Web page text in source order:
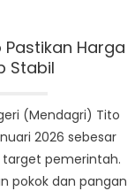
Pastikan Harga
Stabil
(Mendagri) Tito
2026 sebesar
target pemerintah.
pokok dan pangan